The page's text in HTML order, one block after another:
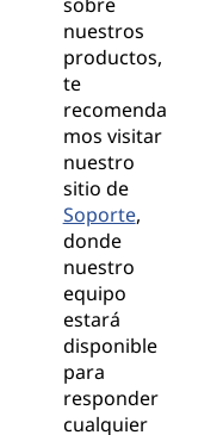
nuestros
productos,
te
recomenda
mos visitar
nuestro
sitio de
Soporte,
donde
nuestro
equipo
estará
disponible
para
responder
cualquier